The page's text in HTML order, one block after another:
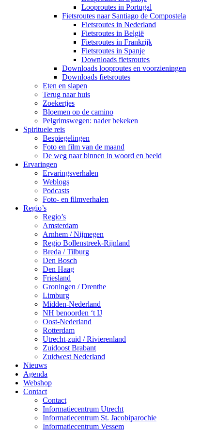
Looproutes in Portugal
Fietsroutes naar Santiago de Compostela
Fietsroutes in Nederland
Fietsroutes in België
Fietsroutes in Frankrijk
Fietsroutes in Spanje
Downloads fietsroutes
Downloads looproutes en voorzieningen
Downloads fietsroutes
Eten en slapen
Terug naar huis
Zoekertjes
Bloemen op de camino
Pelgrimswegen: nader bekeken
Spirituele reis
Bespiegelingen
Foto en film van de maand
De weg naar binnen in woord en beeld
Ervaringen
Ervaringsverhalen
Weblogs
Podcasts
Foto- en filmverhalen
Regio’s
Regio’s
Amsterdam
Arnhem / Nijmegen
Regio Bollenstreek-Rijnland
Breda / Tilburg
Den Bosch
Den Haag
Friesland
Groningen / Drenthe
Limburg
Midden-Nederland
NH benoorden ‘t IJ
Oost-Nederland
Rotterdam
Utrecht-zuid / Rivierenland
Zuidoost Brabant
Zuidwest Nederland
Nieuws
Agenda
Webshop
Contact
Contact
Informatiecentrum Utrecht
Informatiecentrum St. Jacobiparochie
Informatiecentrum Vessem